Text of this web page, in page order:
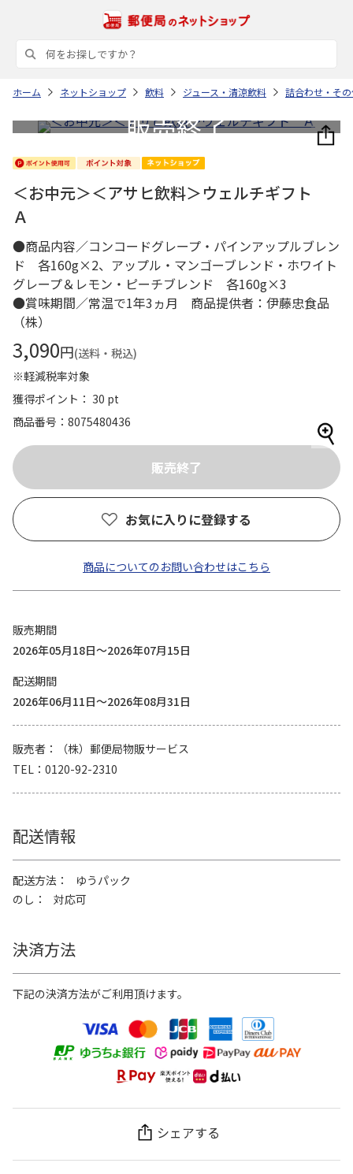
ホーム ネットショップ 飲料 ジュース・清涼飲料 詰合わせ・そ
＜お中元＞＜アサヒ飲料＞ウェルチギフト
Ａ
●商品内容／コンコードグレープ・パインアップルブレン
ド 各160g×2、アップル・マンゴーブレンド・ホワイト
グレープ＆レモン・ピーチブレンド 各160g×3
●賞味期間／常温で1年3ヵ月 商品提供者：伊藤忠食品
（株）
3,090円(送料・税込)
※軽減税率対象
獲得ポイント： 30 pt
商品番号
8075480436
お気に入りに登録する
商品についてのお問い合わせはこちら
販売期間
2026年05月18日～2026年07月15日
配送期間
2026年06月11日～2026年08月31日
販売者
（株）郵便局物販サービス
TEL
0120-92-2310
配送情報
配送方法
ゆうパック
のし
対応可
決済方法
下記の決済方法がご利用頂けます。
シェアする